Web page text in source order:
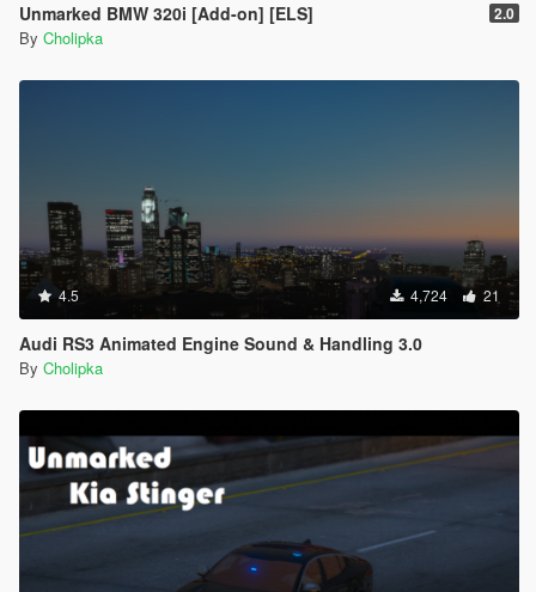
Unmarked BMW 320i [Add-on] [ELS] 2.0
By Cholipka
4.5 4,724 21
Audi RS3 Animated Engine Sound & Handling 3.0
By Cholipka